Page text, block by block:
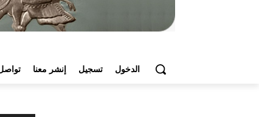
إنشر معنا تسجيل الدخول